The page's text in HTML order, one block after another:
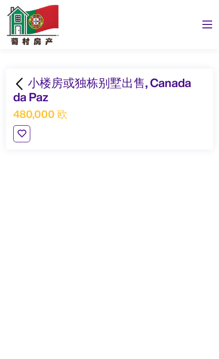
小楼房或独栋别墅出售, Canada
da Paz
480,000 欧